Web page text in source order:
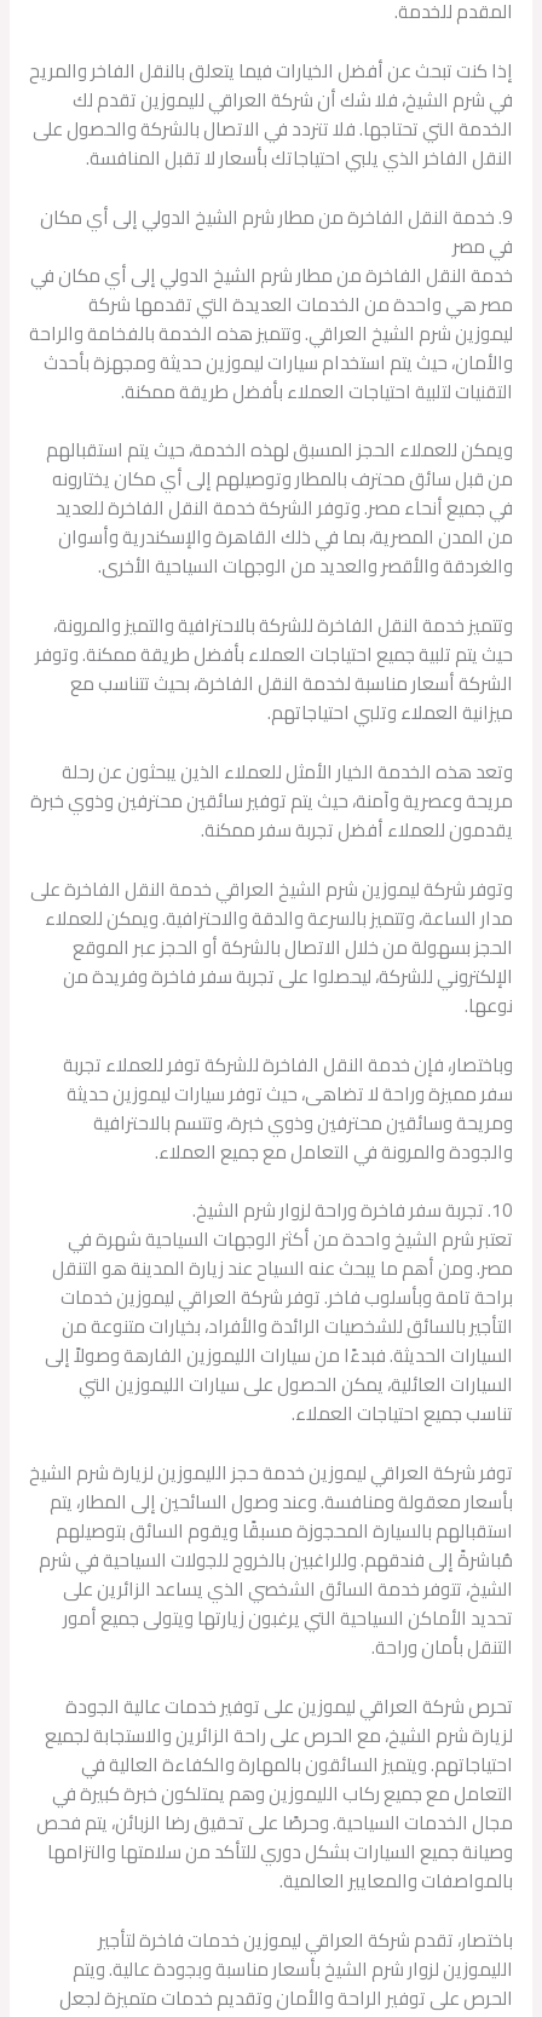
المقدم للخدمة.
إذا كنت تبحث عن أفضل الخيارات فيما يتعلق بالنقل الفاخر والمريح
في شرم الشيخ، فلا شك أن شركة العراقي لليموزين تقدم لك
الخدمة التي تحتاجها. فلا تتردد في الاتصال بالشركة والحصول على
النقل الفاخر الذي يلبي احتياجاتك بأسعار لا تقبل المنافسة.
9. خدمة النقل الفاخرة من مطار شرم الشيخ الدولي إلى أي مكان
في مصر
خدمة النقل الفاخرة من مطار شرم الشيخ الدولي إلى أي مكان في
مصر هي واحدة من الخدمات العديدة التي تقدمها شركة
ليموزين شرم الشيخ العراقي. وتتميز هذه الخدمة بالفخامة والراحة
والأمان، حيث يتم استخدام سيارات ليموزين حديثة ومجهزة بأحدث
التقنيات لتلبية احتياجات العملاء بأفضل طريقة ممكنة.
ويمكن للعملاء الحجز المسبق لهذه الخدمة، حيث يتم استقبالهم
من قبل سائق محترف بالمطار وتوصيلهم إلى أي مكان يختارونه
في جميع أنحاء مصر. وتوفر الشركة خدمة النقل الفاخرة للعديد
من المدن المصرية، بما في ذلك القاهرة والإسكندرية وأسوان
والغردقة والأقصر والعديد من الوجهات السياحية الأخرى.
وتتميز خدمة النقل الفاخرة للشركة بالاحترافية والتميز والمرونة،
حيث يتم تلبية جميع احتياجات العملاء بأفضل طريقة ممكنة. وتوفر
الشركة أسعار مناسبة لخدمة النقل الفاخرة، بحيث تتناسب مع
ميزانية العملاء وتلبي احتياجاتهم.
وتعد هذه الخدمة الخيار الأمثل للعملاء الذين يبحثون عن رحلة
مريحة وعصرية وآمنة، حيث يتم توفير سائقين محترفين وذوي خبرة
يقدمون للعملاء أفضل تجربة سفر ممكنة.
وتوفر شركة ليموزين شرم الشيخ العراقي خدمة النقل الفاخرة على
مدار الساعة، وتتميز بالسرعة والدقة والاحترافية. ويمكن للعملاء
الحجز بسهولة من خلال الاتصال بالشركة أو الحجز عبر الموقع
الإلكتروني للشركة، ليحصلوا على تجربة سفر فاخرة وفريدة من
نوعها.
وباختصار، فإن خدمة النقل الفاخرة للشركة توفر للعملاء تجربة
سفر مميزة وراحة لا تضاهى، حيث توفر سيارات ليموزين حديثة
ومريحة وسائقين محترفين وذوي خبرة، وتتسم بالاحترافية
والجودة والمرونة في التعامل مع جميع العملاء.
10. تجربة سفر فاخرة وراحة لزوار شرم الشيخ.
تعتبر شرم الشيخ واحدة من أكثر الوجهات السياحية شهرة في
مصر. ومن أهم ما يبحث عنه السياح عند زيارة المدينة هو التنقل
براحة تامة وبأسلوب فاخر. توفر شركة العراقي ليموزين خدمات
التأجير بالسائق للشخصيات الرائدة والأفراد، بخيارات متنوعة من
السيارات الحديثة. فبدءًا من سيارات الليموزين الفارهة وصولاً إلى
السيارات العائلية، يمكن الحصول على سيارات الليموزين التي
تناسب جميع احتياجات العملاء.
توفر شركة العراقي ليموزين خدمة حجز الليموزين لزيارة شرم الشيخ
بأسعار معقولة ومنافسة. وعند وصول السائحين إلى المطار، يتم
استقبالهم بالسيارة المحجوزة مسبقًا ويقوم السائق بتوصيلهم
مُباشرةً إلى فندقهم. وللراغبين بالخروج للجولات السياحية في شرم
الشيخ، تتوفر خدمة السائق الشخصي الذي يساعد الزائرين على
تحديد الأماكن السياحية التي يرغبون زيارتها ويتولى جميع أمور
التنقل بأمان وراحة.
تحرص شركة العراقي ليموزين على توفير خدمات عالية الجودة
لزيارة شرم الشيخ، مع الحرص على راحة الزائرين والاستجابة لجميع
احتياجاتهم. ويتميز السائقون بالمهارة والكفاءة العالية في
التعامل مع جميع ركاب الليموزين وهم يمتلكون خبرة كبيرة في
مجال الخدمات السياحية. وحرصًا على تحقيق رضا الزبائن، يتم فحص
وصيانة جميع السيارات بشكل دوري للتأكد من سلامتها والتزامها
بالمواصفات والمعايير العالمية.
باختصار، تقدم شركة العراقي ليموزين خدمات فاخرة لتأجير
الليموزين لزوار شرم الشيخ بأسعار مناسبة وبجودة عالية. ويتم
الحرص على توفير الراحة والأمان وتقديم خدمات متميزة لجعل